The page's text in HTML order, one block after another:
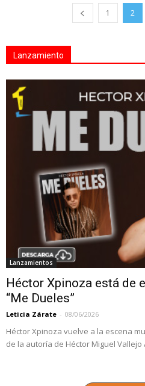
1 2
Lanzamiento
Lanzamientos
Héctor Xpinoza está de
“Me Dueles”
Leticia Zárate - 08/06/2026
Héctor Xpinoza vuelve a la escena
de la autoría de Héctor Miguel